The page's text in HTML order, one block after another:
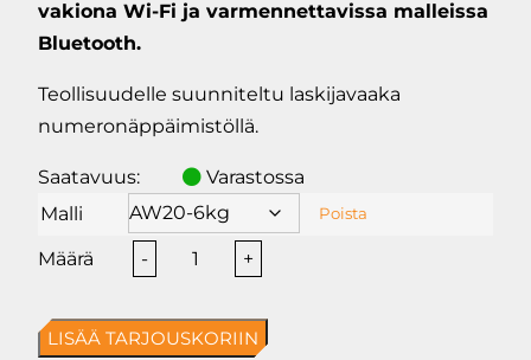
vakiona Wi-Fi ja varmennettavissa malleissa
Bluetooth.
Teollisuudelle suunniteltu laskijavaaka
numeronäppäimistöllä.
Saatavuus:
Varastossa
Malli
Poista
-
AW20
monipuolinen
+
LISÄÄ TARJOUSKORIIN